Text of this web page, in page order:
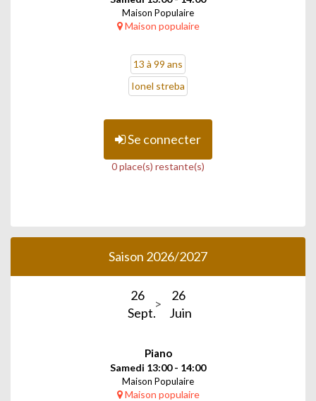
Maison Populaire
Maison populaire
13 à 99 ans
Ionel streba
Se connecter
0 place(s) restante(s)
Saison 2026/2027
26
Sept.
26
Juin
Piano
Samedi 13:00 - 14:00
Maison Populaire
Maison populaire